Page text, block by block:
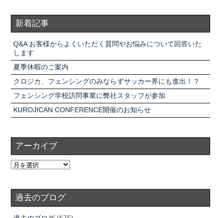
新着記事
Q&A お客様からよくいただく質問やお悩みについて回答いた
します
夏季休暇のご案内
クロジカ、フェンシングのみならずサッカー界にも進出！？
フェンシング学校訪問事業に弊社スタッフが参加
KUROJICAN CONFERENCE開催のお知らせ
アーカイブ
過去のブログ